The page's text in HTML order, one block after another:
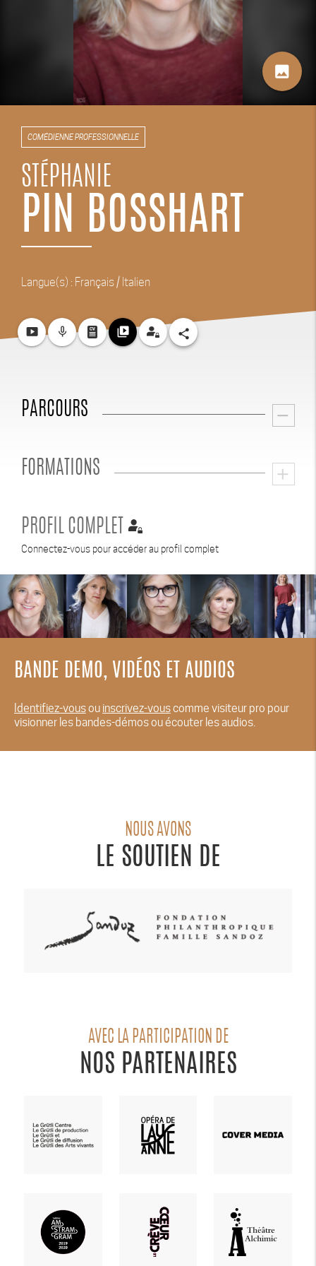
image
COMÉDIENNE PROFESSIONNELLE
STÉPHANIE
PIN BOSSHART
Langue(s) : Français / Italien
smart_display mic_none video_library share
PARCOURS remove
FORMATIONS add
PROFIL COMPLET
Connectez-vous pour accéder au profil complet
BANDE DEMO, VIDÉOS ET AUDIOS
Identifiez-vousou inscrivez-vouscomme visiteur pro pour
visionner les bandes-démos ou écouter les audios.
NOUS AVONS
LE SOUTIEN DE
AVEC LA PARTICIPATION DE
NOS PARTENAIRES